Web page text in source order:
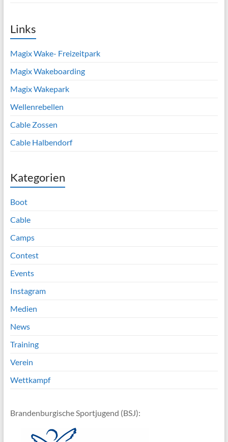
Links
Magix Wake- Freizeitpark
Magix Wakeboarding
Magix Wakepark
Wellenrebellen
Cable Zossen
Cable Halbendorf
Kategorien
Boot
Cable
Camps
Contest
Events
Instagram
Medien
News
Training
Verein
Wettkampf
Brandenburgische Sportjugend (BSJ):